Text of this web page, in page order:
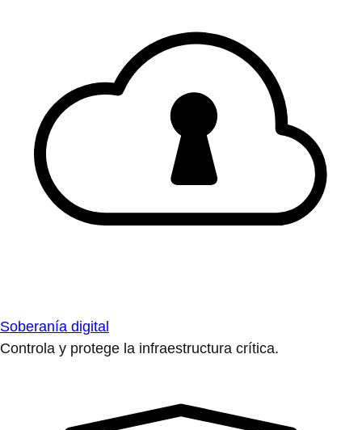
Soberanía digital
Controla y protege la infraestructura crítica.